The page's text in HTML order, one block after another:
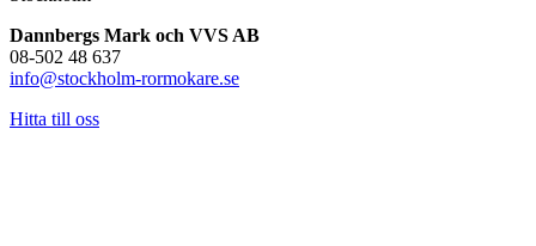
Dannbergs Mark och VVS AB
08-502 48 637
info@stockholm-rormokare.se
Hitta till oss